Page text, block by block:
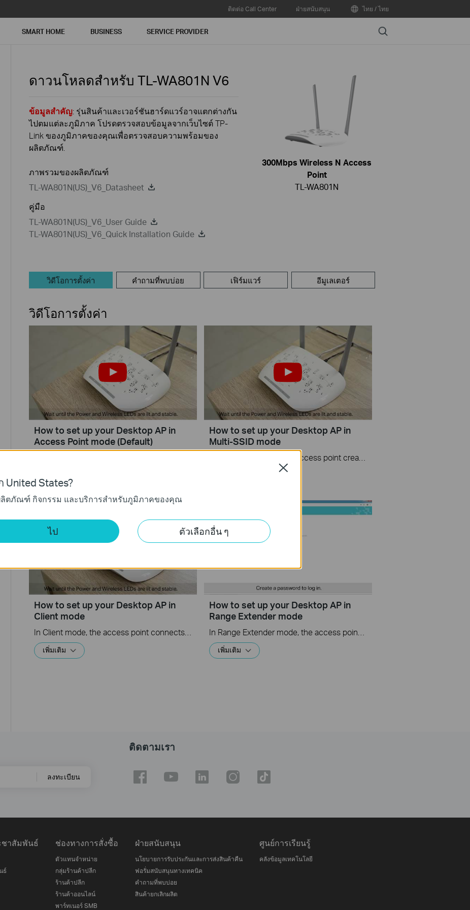
ติดต่อ Call Center ฝ่ายสนับสนุน ไทย / ไทย
SMART HOME BUSINESS SERVICE PROVIDER Search
ดาวนโหลดสำหรับ TL-WA801N V6
ข้อมูลสำคัญ: รุ่นสินค้าและเวอร์ชันฮาร์ดแวร์อาจแตกต่างกัน
ไปตมแต่ละภูมิภาค โปรดตรวจสอบข้อมูลจากเว็บไซต์ TP-
Link ของภูมิภาคของคุณเพื่อตรวจสอบความพร้อมของ
ผลิตภัณฑ์.
ภาพรวมของผลิตภัณฑ์
TL-WA801N(US)_V6_Datasheet
คู่มือ
TL-WA801N(US)_V6_User Guide
TL-WA801N(US)_V6_Quick Installation Guide
300Mbps Wireless N Access
Point
TL-WA801N
วิดีโอการตั้งค่า คำถามที่พบบ่อย เฟิร์มแวร์ อีมูเลเตอร์
วิดีโอการตั้งค่า
How to set up your Desktop AP in
Access Point mode (Default)
How to set up your Desktop AP in
Multi-SSID mode
How to set up your Desktop AP in
Client mode
เพิ่มเติม
How to set up your Desktop AP in
Range Extender mode
เพิ่มเติม
ลงทะเบียน
ติดตามเรา
ชาสัมพันธ์
ธ์
ช่องทางการสั่งซื้อ
ตัวแทนจำหน่าย
กลุ่มร้านค้าปลีก
ร้านค้าปลีก
ร้านค้าออนไลน์
พาร์ทเนอร์ SMB
ฝ่ายสนับสนุน
นโยบายการรับประกันและการส่งสินค้าคืน
ฟอรั่มสนับสนุนทางเทคนิค
คำถามที่พบบ่อย
สินค้ายกเลิกผลิต
ศูนย์การเรียนรู้
คลังข้อมูลเทคโนโลยี
United States?
ลิตภัณฑ์ กิจกรรม และบริการสำหรับภูมิภาคของคุณ
ไป ตัวเลือกอื่น ๆ
Close